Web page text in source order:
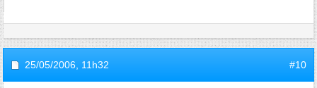
25/05/2006, 11h32 #10